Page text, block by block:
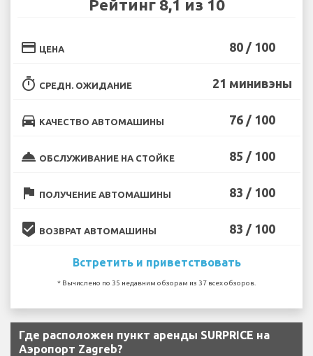
Рейтинг 8,1 из 10
credit_card ЦЕНА 80 / 100
timer СРЕДН. ОЖИДАНИЕ 21 минивэны
directions_car КАЧЕСТВО АВТОМАШИНЫ 76 / 100
room_service ОБСЛУЖИВАНИЕ НА СТОЙКЕ 85 / 100
flag ПОЛУЧЕНИЕ АВТОМАШИНЫ 83 / 100
beenhere ВОЗВРАТ АВТОМАШИНЫ 83 / 100
Встретить и приветствовать
* Вычислено по 35 недавним обзорам из 37 всех обзоров.
Где расположен пункт аренды SURPRICE на
Аэропорт Zagreb?